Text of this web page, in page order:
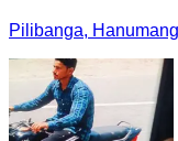
Pilibanga,